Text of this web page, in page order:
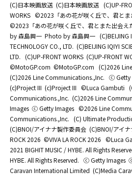
(C)日本映画放送 (C)日本映画放送 (C)UP-
WORKS ©2023「あの花が咲く丘で、君と
©2023「あの花が咲く丘で、君とまた出会え
by 森島興一 Photo by 森島興一 (C)BEIJING
TECHNOLOGY CO., LTD. (C)BEIJING IQIYI
LTD. (C)UP-FRONT WORKS (C)UP-FRONT
©MotoGP.com ©MotoGP.com (C)2026
(C)2026 Line Communications.,Inc. ⓒ Getty
(c)Project III (c)Project III ©Luca Gambuti
Communications.,Inc. (C)2026 Line
Images ⓒ Getty Images ©2026 Line
Communications.,Inc. (C) Ultimate
(C)BNOI/アイナナ製作委員会 (C)BNOI/アイ
ROCK 2026 ©️VIVA LA ROCK 2026 ©Luca
2021 BIGHIT MUSIC / HYBE. All Rights
HYBE. All Rights Reserved. ⓒ Getty Images
Caravan International Limited (C)Media